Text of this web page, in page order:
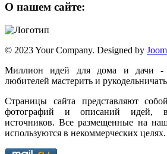
О нашем сайте:
© 2023 Your Company. Designed by
Миллион идей для дома и дачи -
любителей мастерить и
Страницы сайта представляют
фотографий и описаний идей,
источников. Все размещенные на
используются в некоммерческих целях.